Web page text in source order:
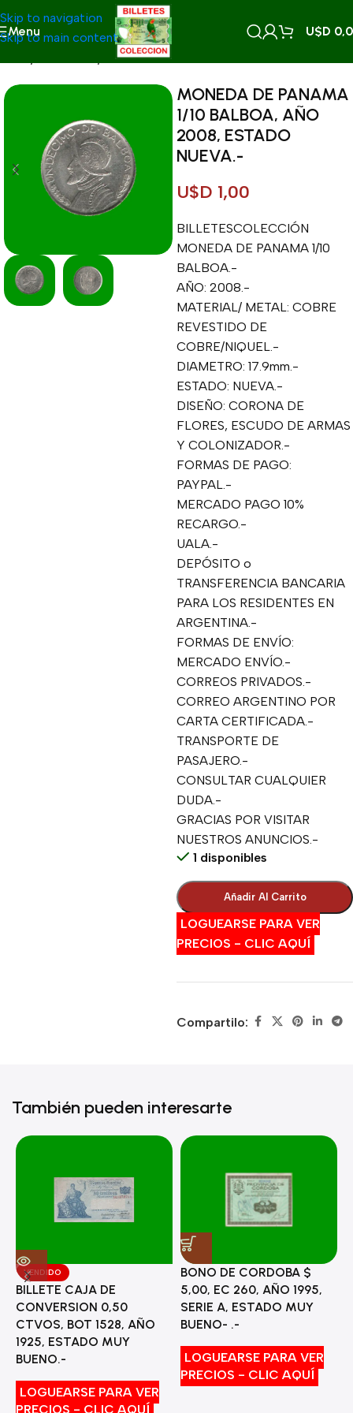
Skip to navigation
Skip to main content
Menu U$D
MONEDAS EXTRANJERAS
MONEDA DE PANAMA
1/10 BALBOA, AÑO
2008, ESTADO
NUEVA.-
U$D 1,00
BILLETESCOLECCIÓN
MONEDA DE PANAMA 1/10
BALBOA.-
AÑO: 2008.-
MATERIAL/ METAL: COBRE
REVESTIDO DE
COBRE/NIQUEL.-
DIAMETRO: 17.9mm.-
ESTADO: NUEVA.-
DISEÑO: CORONA DE
FLORES, ESCUDO DE ARMAS
Y COLONIZADOR.-
FORMAS DE PAGO:
PAYPAL.-
MERCADO PAGO 10%
RECARGO.-
UALA.-
DEPÓSITO o
TRANSFERENCIA BANCARIA
PARA LOS RESIDENTES EN
ARGENTINA.-
FORMAS DE ENVÍO:
MERCADO ENVÍO.-
CORREOS PRIVADOS.-
CORREO ARGENTINO POR
CARTA CERTIFICADA.-
TRANSPORTE DE
PASAJERO.-
CONSULTAR CUALQUIER
DUDA.-
GRACIAS POR VISITAR
NUESTROS ANUNCIOS.-
1 disponibles
Añadir Al Carrito
LOGUEARSE PARA VER
PRECIOS - CLIC AQUÍ
Compartilo:
También pueden interesarte
VENDIDO
BILLETE CAJA DE
CONVERSION 0,50
CTVOS, BOT 1528, AÑO
1925, ESTADO MUY
BUENO.-
LOGUEARSE PARA VER
PRECIOS - CLIC AQUÍ
BONO DE CORDOBA $
5,00, EC 260, AÑO 1995,
SERIE A, ESTADO MUY
BUENO- .-
LOGUEARSE PARA VER
PRECIOS - CLIC AQUÍ